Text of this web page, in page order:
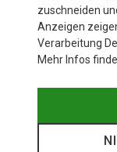
zuschneiden
Anzeigen
Verarbeitung
Mehr Infos